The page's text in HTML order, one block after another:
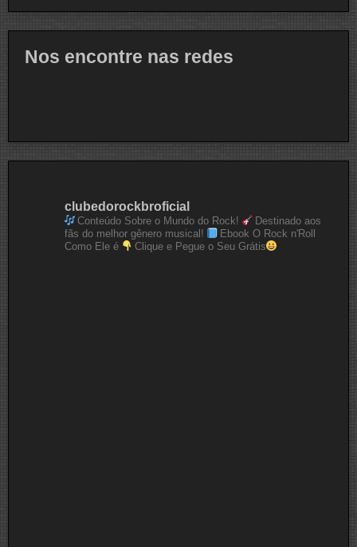
Nos encontre nas redes
clubedorockbroficial
Conteúdo Sobre o Mundo do Rock!
Destinado aos
fãs do melhor gênero musical!
Ebook O Rock n'Roll
Como Ele é
Clique e Pegue o Seu Grátis